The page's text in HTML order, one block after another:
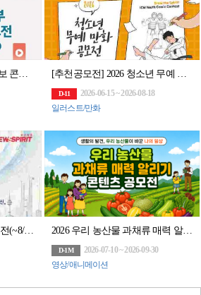
제2회 법무부 교정본부 홍보 콘텐츠 공모전 [추천공모전] 2026 청소년 무예 만화 공모전(~8/18)
D-11
2026-06-15 ~ 2026-08-18
일러스트/만화
제 2회 뉴스피릿 미술 공모전(~8/28) 2026 우리 농산물 과채류 매력 알리기 콘텐츠 공모전
D-1M
2026-07-10 ~ 2026-09-30
영상/애니메이션